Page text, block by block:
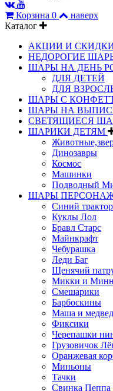
Корзина 0
наверх
Каталог
АКЦИИ И
НЕДОРОГИЕ
ШАРЫ НА ДЕНЬ
ДЛЯ ДЕТЕЙ
ДЛЯ
ШАРЫ С
ШАРЫ НА
СВЕТЯЩИЕСЯ
ШАРИКИ ДЕТЯМ
Динозавры
Космос
Машинки
Подводный
ШАРЫ
Синий трактор
Куклы Лол
Бравл Старс
Майнкрафт
Чебурашка
Леди Баг
Щенячий
Микки и
Смешарики
Барбоскины
Маша и
Фиксики
Черепашки
Грузовичок
Оранжевая
Миньоны
Тачки
Свинка Пеппа